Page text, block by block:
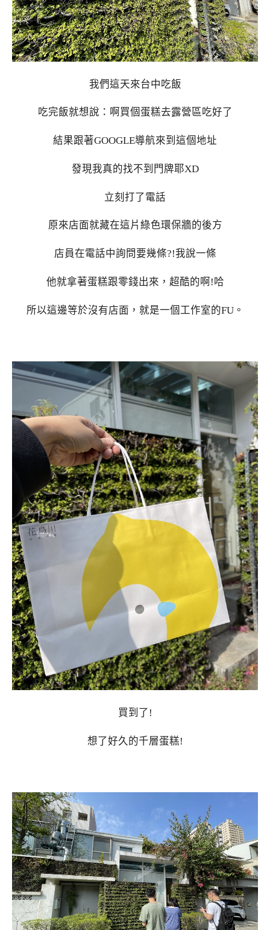
我們這天來台中吃飯
吃完飯就想說：啊買個蛋糕去露營區吃好了
結果跟著GOOGLE導航來到這個地址
發現我真的找不到門牌耶XD
立刻打了電話
原來店面就藏在這片綠色環保牆的後方
店員在電話中詢問要幾條?!我說一條
他就拿著蛋糕跟零錢出來，超酷的啊!哈
所以這邊等於沒有店面，就是一個工作室的FU。
買到了!
想了好久的千層蛋糕!